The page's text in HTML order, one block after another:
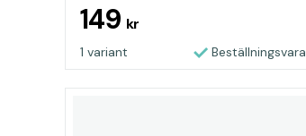
149 kr
1 variant Beställningsvara